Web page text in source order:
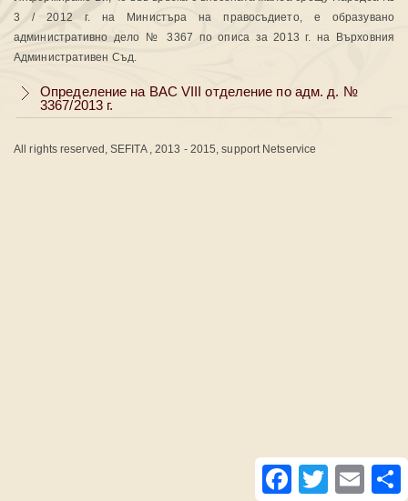
3 / 2012 г. на Министъра на правосъдието, е образувано
административно дело № 3367 по описа за 2013 г. на Върховния
Административен Съд.
Определение на ВАС VІІІ отделение по адм. д. №
3367/2013 г.
All rights reserved, SEFITA , 2013 - 2015, support Netservice
FacebookTwitter Email